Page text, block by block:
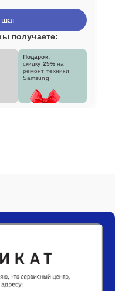
получаете:
Подарок:
скидку 25% на
ремонт техники
Samsung